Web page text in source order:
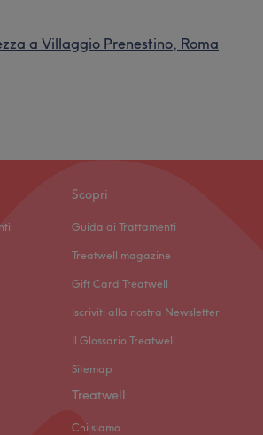
a Villaggio Prenestino, Roma
Scopri
Guida ai Trattamenti
Treatwell magazine
Gift Card Treatwell
Iscriviti alla nostra Newsletter
Il Glossario Treatwell
Sitemap
Treatwell
Chi siamo